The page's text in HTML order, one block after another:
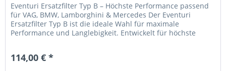
Eventuri Ersatzfilter Typ B – Höchste Performance passend
für VAG, BMW, Lamborghini & Mercedes Der Eventuri
Ersatzfilter Typ B ist die ideale Wahl für maximale
Performance und Langlebigkeit. Entwickelt für höchste
114,00 € *